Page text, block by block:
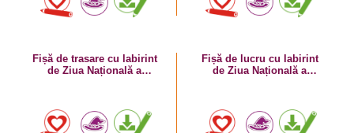
Fișă de trasare cu labirint
de Ziua Națională a
Fișă de lucru cu labirint
de Ziua Națională a